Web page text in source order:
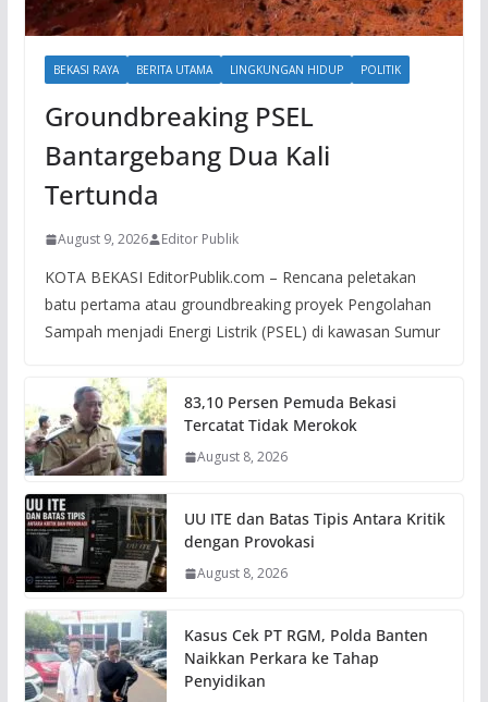
BEKASI RAYA BERITA UTAMA LINGKUNGAN HIDUP POLITIK
Groundbreaking PSEL
Bantargebang Dua Kali
Tertunda
August 9, 2026 Editor Publik
KOTA BEKASI EditorPublik.com – Rencana peletakan
batu pertama atau groundbreaking proyek Pengolahan
Sampah menjadi Energi Listrik (PSEL) di kawasan Sumur
83,10 Persen Pemuda Bekasi
Tercatat Tidak Merokok
August 8, 2026
UU ITE dan Batas Tipis Antara Kritik
dengan Provokasi
August 8, 2026
Kasus Cek PT RGM, Polda Banten
Naikkan Perkara ke Tahap
Penyidikan